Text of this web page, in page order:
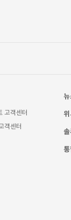
고객센터
객센터